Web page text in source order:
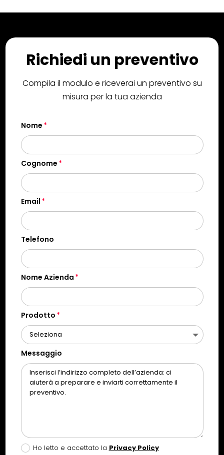
Richiedi un preventivo
Compila il modulo e riceverai un preventivo su
misura per la tua azienda
Nome
Cognome
Email
Telefono
Nome Azienda
Prodotto
Messaggio
Ho letto e accettato la Privacy Policy